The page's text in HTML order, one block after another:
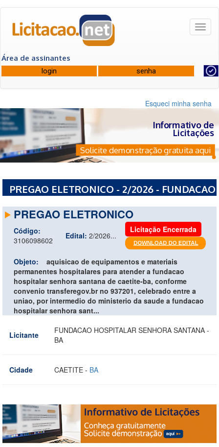
Área de assinantes
Esqueci minha senha
Informativo de
Licitações
Solicite demonstração gratuita aqui
PREGAO ELETRONICO - 2/2026 - FUNDACAO
PREGAO ELETRONICO
Código:
3106098602
Edital: 2/2026...
Licitação Encerrada
Objeto:
aquisicao de equipamentos e materiais
permanentes hospitalares para atender a fundacao
hospitalar senhora santana de caetite-ba, conforme
convenio transferegov.br no 937201, celebrado entre a
uniao, por intermedio do ministerio da saude a fundacao
hospitalar senhora sant...
Licitante
FUNDACAO HOSPITALAR SENHORA SANTANA -
BA
Cidade CAETITE - BA